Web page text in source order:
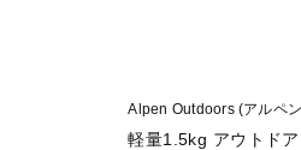
Alpen Outdoors (アルペ
軽量1.5kg アウトド